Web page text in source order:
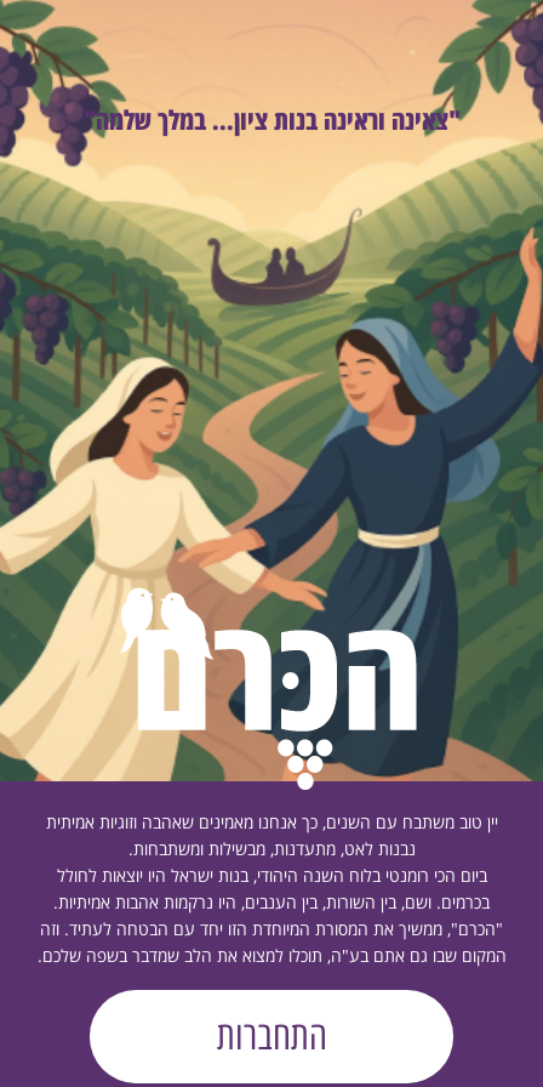
"צאינה וראינה בנות ציון... במלך שלמה"
יין טוב משתבח עם השנים, כך אנחנו מאמינים שאהבה וזוגיות אמיתית
נבנות לאט, מתעדנות, מבשילות ומשתבחות.
ביום הכי רומנטי בלוח השנה היהודי, בנות ישראל היו יוצאות לחולל
בכרמים. ושם, בין השורות, בין הענבים, היו נרקמות אהבות אמיתיות.
"הכרם", ממשיך את המסורת המיוחדת הזו יחד עם הבטחה לעתיד. וזה
המקום שבו גם אתם בע"ה, תוכלו למצוא את הלב שמדבר בשפה שלכם.
התחברות